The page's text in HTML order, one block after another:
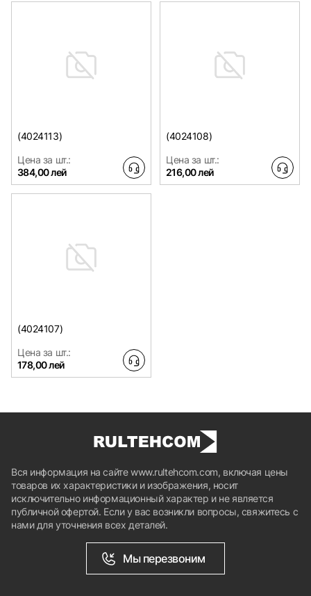
(4024113)
Цена за шт.:
384,00 лей
(4024108)
Цена за шт.:
216,00 лей
(4024107)
Цена за шт.:
178,00 лей
Вся информация на сайте www.rultehcom.com, включая цены
товаров их характеристики и изображения, носит
исключительно информационный характер и не является
публичной офертой. Если у вас возникли вопросы, свяжитесь с
нами для уточнения всех деталей.
Мы перезвоним